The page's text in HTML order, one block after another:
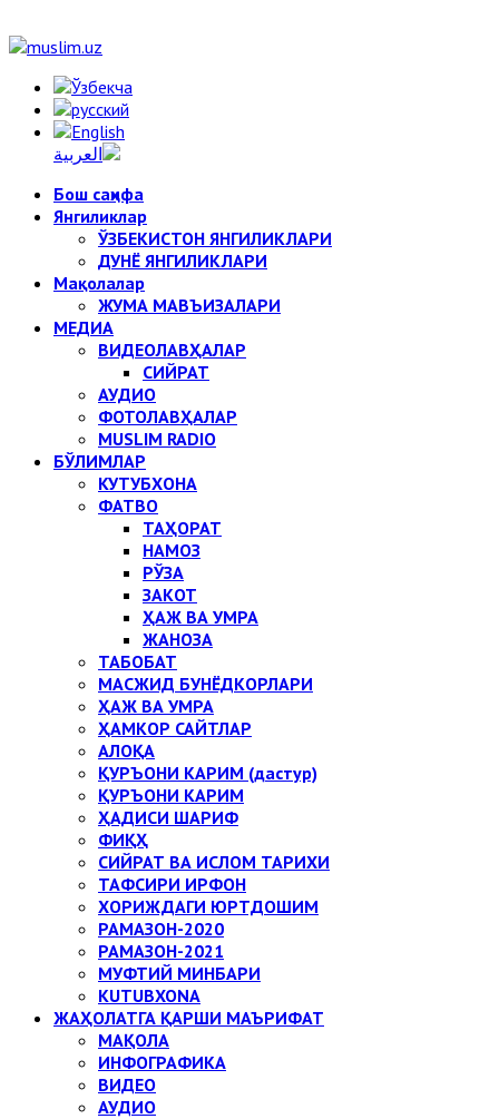
Бош саҳифа
Янгиликлар
ЎЗБЕКИСТОН ЯНГИЛИКЛАРИ
ДУНЁ ЯНГИЛИКЛАРИ
Мақолалар
ЖУМА МАВЪИЗАЛАРИ
МЕДИА
ВИДЕОЛАВҲАЛАР
СИЙРАТ
АУДИО
ФОТОЛАВҲАЛАР
MUSLIM RADIO
БЎЛИМЛАР
КУТУБХОНА
ФАТВО
ТАҲОРАТ
НАМОЗ
РЎЗА
ЗАКОТ
ҲАЖ ВА УМРА
ЖАНОЗА
ТАБОБАТ
МАСЖИД БУНЁДКОРЛАРИ
ҲАЖ ВА УМРА
ҲАМКОР САЙТЛАР
АЛОҚА
ҚУРЪОНИ КАРИМ (дастур)
ҚУРЪОНИ КАРИМ
ҲАДИСИ ШАРИФ
ФИҚҲ
СИЙРАТ ВА ИСЛОМ ТАРИХИ
ТАФСИРИ ИРФОН
ХОРИЖДАГИ ЮРТДОШИМ
РАМАЗОН-2020
РАМАЗОН-2021
МУФТИЙ МИНБАРИ
KUTUBXONA
ЖАҲОЛАТГА ҚАРШИ МАЪРИФАТ
МАҚОЛА
ИНФОГРАФИКА
ВИДЕО
АУДИО